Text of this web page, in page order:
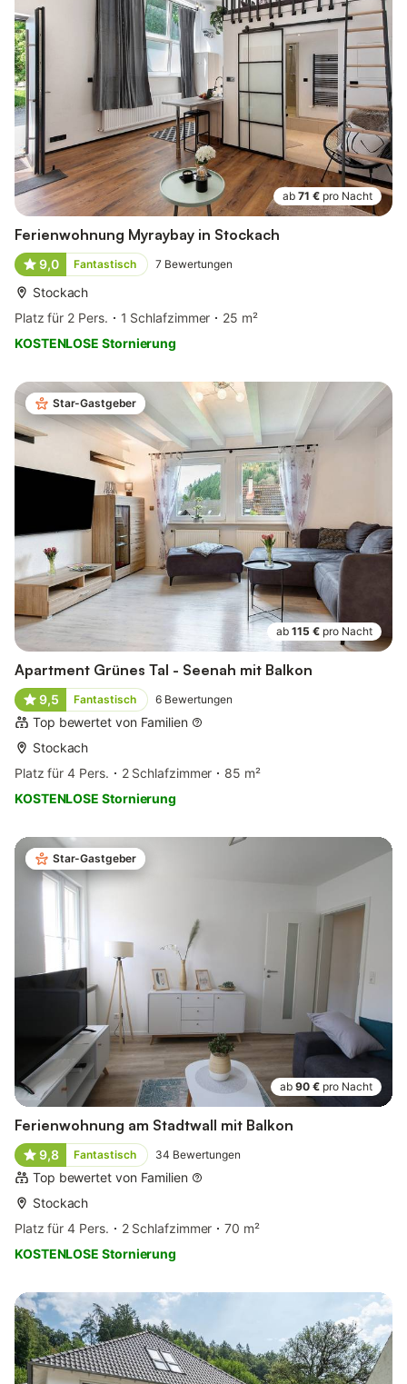
ab 71 € pro Nacht
Ferienwohnung Myraybay in Stockach
9,0 Fantastisch 7 Bewertungen
Stockach
Platz für 2 Pers.
1 Schlafzimmer
25 m²
KOSTENLOSE Stornierung
Star-Gastgeber
ab 115 € pro Nacht
Apartment Grünes Tal - Seenah mit Balkon
9,5 Fantastisch 6 Bewertungen
Top bewertet von Familien
Stockach
Platz für 4 Pers.
2 Schlafzimmer
85 m²
KOSTENLOSE Stornierung
Star-Gastgeber
ab 90 € pro Nacht
Ferienwohnung am Stadtwall mit Balkon
9,8 Fantastisch 34 Bewertungen
Top bewertet von Familien
Stockach
Platz für 4 Pers.
2 Schlafzimmer
70 m²
KOSTENLOSE Stornierung